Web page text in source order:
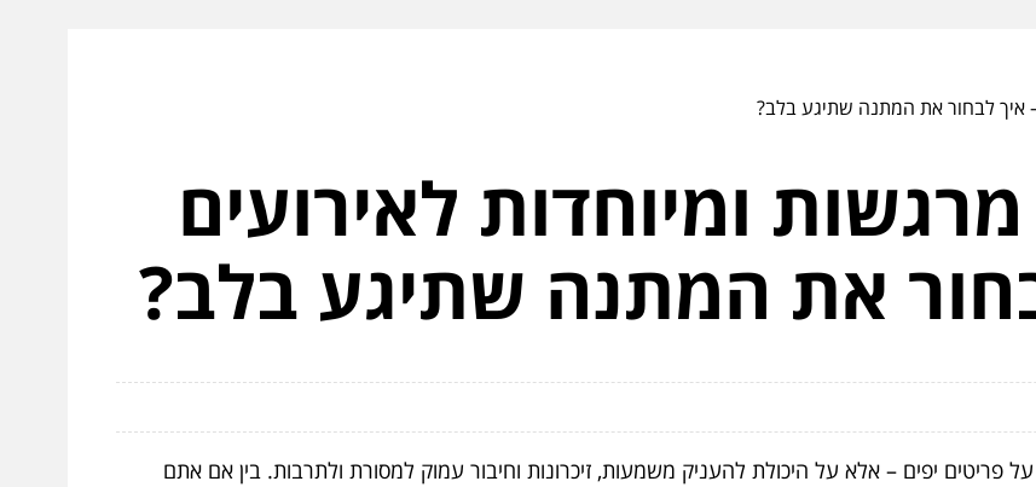
– איך לבחור את המתנה שתיגע בלב?
ומיוחדות לאירועים
את המתנה שתיגע בלב?
פריטים יפים – אלא על היכולת להעניק משמעות, זיכרונות וחיבור עמוק למסורת ולתרבות. בין אם אתם